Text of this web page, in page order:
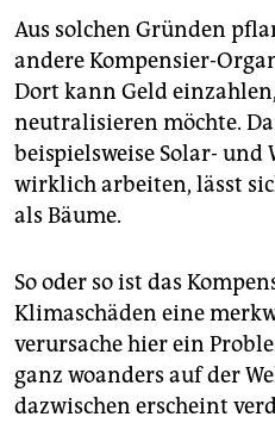
Aus solchen Gründen
andere Kompensier-
Dort kann Geld
neutralisieren möchte.
beispielsweise Solar-
wirklich arbeiten, lässt
als Bäume.
So oder so ist das
Klimaschäden eine
verursache hier ein
ganz woanders auf der
dazwischen erscheint